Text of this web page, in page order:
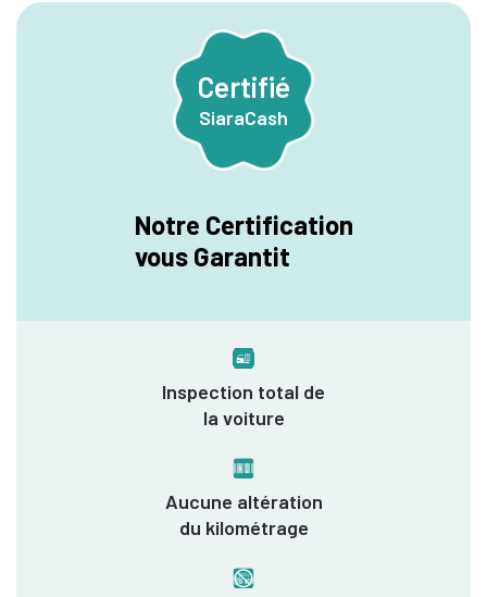
Certifié
SiaraCash
Notre Certification
vous Garantit
Inspection total de
la voiture
Aucune altération
du kilométrage